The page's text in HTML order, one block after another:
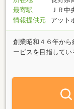
最寄駅
ＪＲ
情報提供元
アット
創業昭和４６年か
ービスを目指して
国にチェーン店を
ットワークであな
お気軽にお問い合